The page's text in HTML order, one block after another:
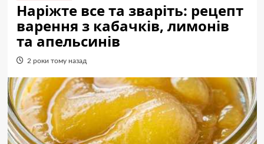
Наріжте все та зваріть: рецепт
варення з кабачків, лимонів
та апельсинів
2 роки тому назад